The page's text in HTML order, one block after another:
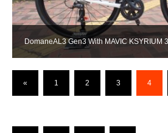
DomaneAL3 Gen3 With MAVIC KSYRIUM
« 1 2 3 4